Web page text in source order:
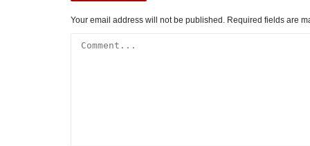
Your email address will not be published. Required fields are